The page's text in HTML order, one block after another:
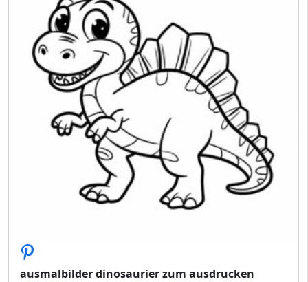
ausmalbilder dinosaurier zum ausdrucken